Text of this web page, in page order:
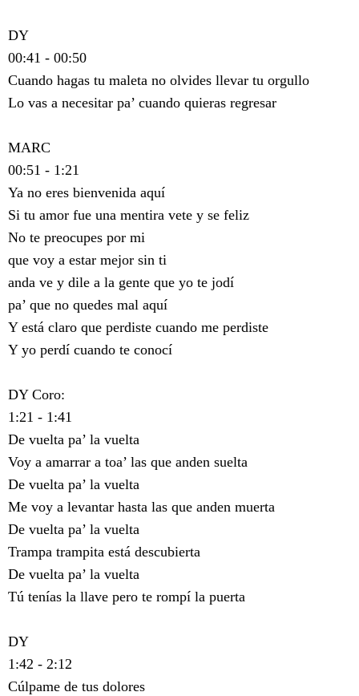
DY
00:41 - 00:50
Cuando hagas tu maleta no olvides llevar tu orgullo
Lo vas a necesitar pa’ cuando quieras regresar
MARC
00:51 - 1:21
Ya no eres bienvenida aquí
Si tu amor fue una mentira vete y se feliz
No te preocupes por mi
que voy a estar mejor sin ti
anda ve y dile a la gente que yo te jodí
pa’ que no quedes mal aquí
Y está claro que perdiste cuando me perdiste
Y yo perdí cuando te conocí
DY Coro:
1:21 - 1:41
De vuelta pa’ la vuelta
Voy a amarrar a toa’ las que anden suelta
De vuelta pa’ la vuelta
Me voy a levantar hasta las que anden muerta
De vuelta pa’ la vuelta
Trampa trampita está descubierta
De vuelta pa’ la vuelta
Tú tenías la llave pero te rompí la puerta
DY
1:42 - 2:12
Cúlpame de tus dolores